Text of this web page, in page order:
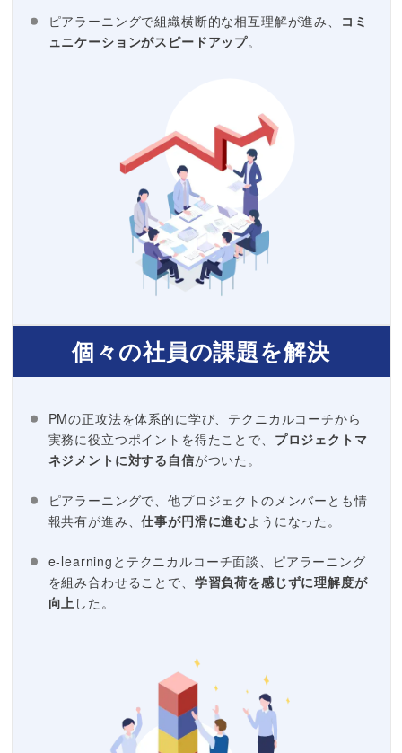
ピアラーニングで組織横断的な相互理解が進み、
コミ
ュニケーションがスピードアップ。
個々の社員の課題を解決
PMの正攻法を体系的に学び、テクニカルコーチから
実務に役立つポイントを得たことで、 プロジェクトマ
ネジメントに対する自信がついた。
ピアラーニングで、他プロジェクトのメンバーとも情
報共有が進み、仕事が円滑に進むようになった。
e-learningとテクニカルコーチ面談、ピアラーニング
を組み合わせることで、 学習負荷を感じずに理解度が
向上 した。